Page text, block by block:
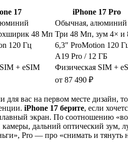
17
iPhone 17 Pro
Обычная, алюминий
48 Мп Три 48 Мп, зум 4× и
120 Гц
6,3″ ProMotion 120
A19 Pro / 12 ГБ
+ eSIM
Физическая SIM +
от 87 490 ₽
для вас на первом месте дизайн,
iPhone 17 берите, если
экран. По соотношению
камеры, дальний оптический
Pro — про «снимать и тянуть